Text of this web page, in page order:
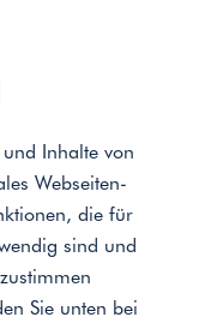
Inhalte von
Webseiten-
die für
sind und
Sie unten bei